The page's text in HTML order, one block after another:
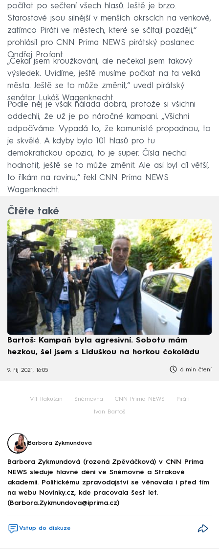
počítat po sečtení všech hlasů. Ještě je brzo.
Starostové jsou silnější v menších okrscích na venkově,
zatímco Piráti ve městech, které se sčítají později,“
prohlásil pro CNN Prima NEWS pirátský poslanec
Ondřej Profant.
„Čekal jsem kroužkování, ale nečekal jsem takový
výsledek. Uvidíme, ještě musíme počkat na ta velká
města. Ještě se to může změnit,“ uvedl pirátský
senátor Lukáš Wagenknecht.
Podle něj je však nálada dobrá, protože si všichni
oddechli, že už je po náročné kampani. „Všichni
odpočíváme. Vypadá to, že komunisté propadnou, to
je skvělé. A kdyby bylo 101 hlasů pro tu
demokratickou opozici, to je super. Čísla nechci
hodnotit, ještě se to může změnit. Ale asi byl cíl větší,
to říkám na rovinu,“ řekl CNN Prima NEWS
Wagenknecht.
Čtěte také
Bartoš: Kampaň byla agresivní. Sobotu mám
hezkou, šel jsem s Liduškou na horkou čokoládu
9. říj 2021, 16:05 6 min čtení
Vít Rakušan Sněmovna CNN Prima NEWS Piráti
Ivan Bartoš
Barbora Zykmundová
Barbora Zykmundová (rozená Zpěváčková) v CNN Prima
NEWS sleduje hlavně dění ve Sněmovně a Strakově
akademii. Politickému zpravodajství se věnovala i před tím
na webu Novinky.cz, kde pracovala šest let.
(Barbora.Zykmundova@iprima.cz)
Vstup do diskuze